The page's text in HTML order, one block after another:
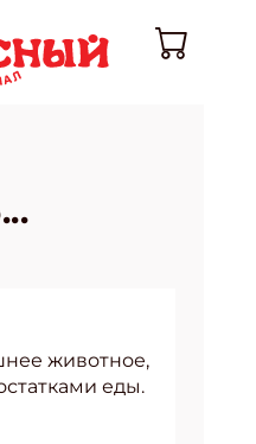
животное,
еды.